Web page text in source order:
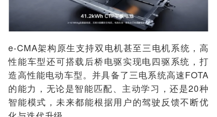
e-CMA架构原生支持双电机甚至三电机系统，高
性能车型还可搭载后桥电驱实现电四驱系统，打
造高性能电动车型。并具备了三电系统高速FOTA
的能力，无论是智能匹配、主动学习，还是20种
智能模式，未来都能根据用户的驾驶反馈不断优